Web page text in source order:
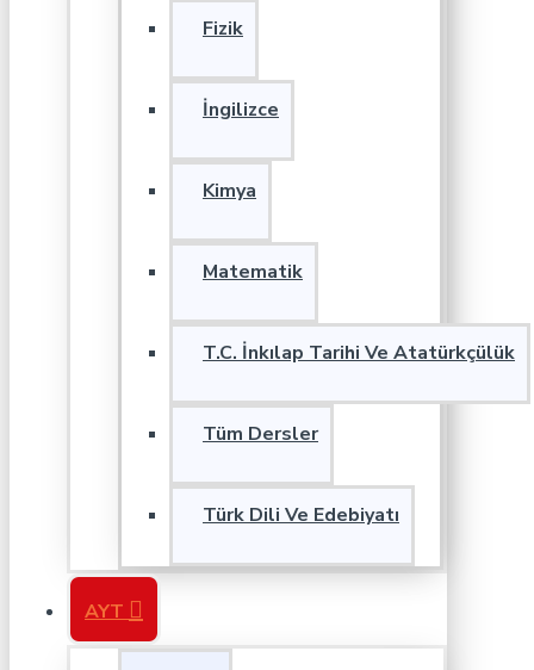
Fizik
İngilizce
Kimya
Matematik
T.C. İnkılap Tarihi Ve Atatürkçülük
Tüm Dersler
Türk Dili Ve Edebiyatı
AYT